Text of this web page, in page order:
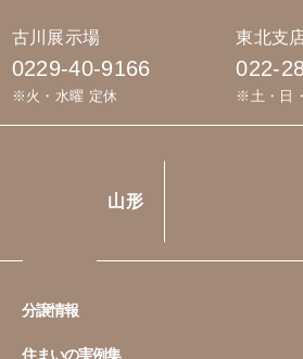
古川展示場
0229-40-9166
※火・水曜 定休
東北支
022-
※土・日
山形
分譲情報
住まいの実例集